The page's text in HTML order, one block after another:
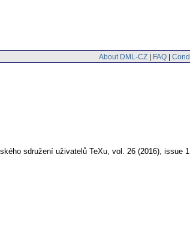
About DML-CZ | FAQ |
sdružení uživatelů TeXu, vol. 26 (2016), issue 1